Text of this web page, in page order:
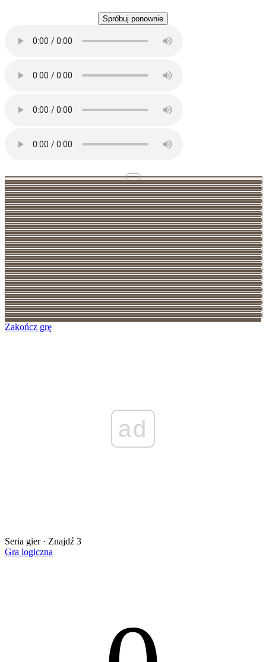
Spróbuj ponownie
Zakończ grę
ad
Seria gier · Znajdź 3
Gra logiczna